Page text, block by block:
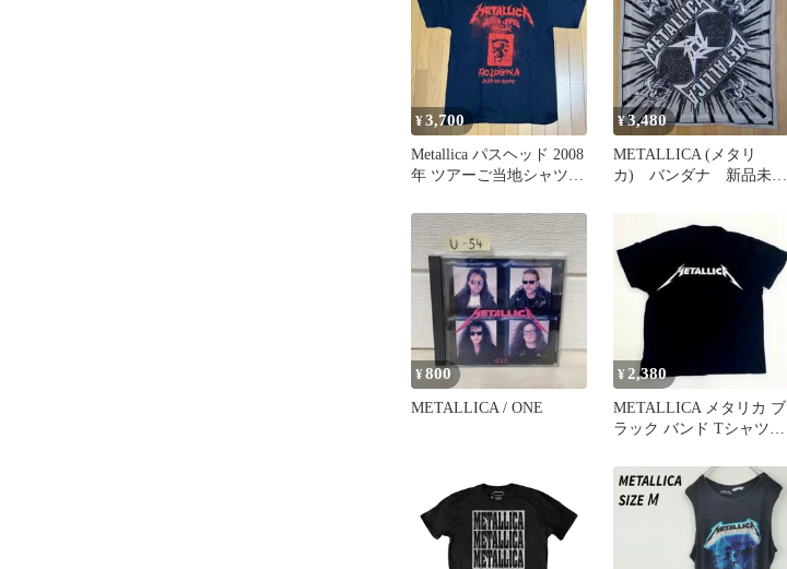
¥3,700
Metallica パスヘッド 2008
年 ツアーご当地シャツ
¥3,480
METALLICA (メタリ
カ) バンダナ 新品未開
¥800
METALLICA / ONE
¥2,380
METALLICA メタリカ ブ
ラック バンド Tシャツ L